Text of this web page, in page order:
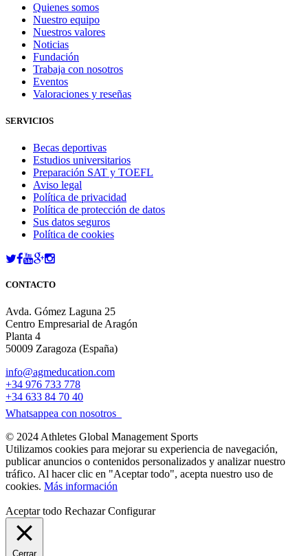
Quienes somos
Nuestro equipo
Nuestros valores
Noticias
Fundación
Trabaja con nosotros
Eventos
Valoraciones y reseñas
SERVICIOS
Becas deportivas
Estudios universitarios
Preparación SAT y TOEFL
Aviso legal
Política de privacidad
Política de protección de datos
Sus datos seguros
Política de cookies
CONTACTO
Avda. Gómez Laguna 25
Centro Empresarial de Aragón
Planta 4
50009 Zaragoza (España)
info@agmeducation.com
+34 976 733 778
+34 633 84 70 40
Whatsappea con nosotros
© 2024 Athletes Global Management Sports
Utilizamos cookies para mejorar su experiencia de navegación,
publicar anuncios o contenidos personalizados y analizar nuestro
tráfico. Al hacer clic en "Aceptar todo", acepta nuestro uso de
cookies. Más información
Aceptar todo Rechazar Configurar
Cerrar